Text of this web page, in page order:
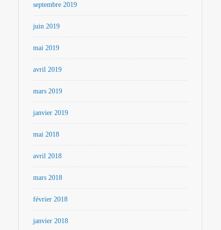
septembre 2019
juin 2019
mai 2019
avril 2019
mars 2019
janvier 2019
mai 2018
avril 2018
mars 2018
février 2018
janvier 2018